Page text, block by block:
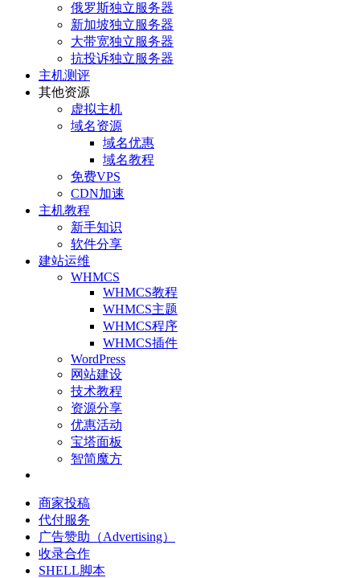
俄罗斯独立服务器
新加坡独立服务器
大带宽独立服务器
抗投诉独立服务器
主机测评
其他资源
虚拟主机
域名资源
域名优惠
域名教程
免费VPS
CDN加速
主机教程
新手知识
软件分享
建站运维
WHMCS
WHMCS教程
WHMCS主题
WHMCS程序
WHMCS插件
WordPress
网站建设
技术教程
资源分享
优惠活动
宝塔面板
智简魔方
商家投稿
代付服务
广告赞助（Advertising）
收录合作
SHELL脚本